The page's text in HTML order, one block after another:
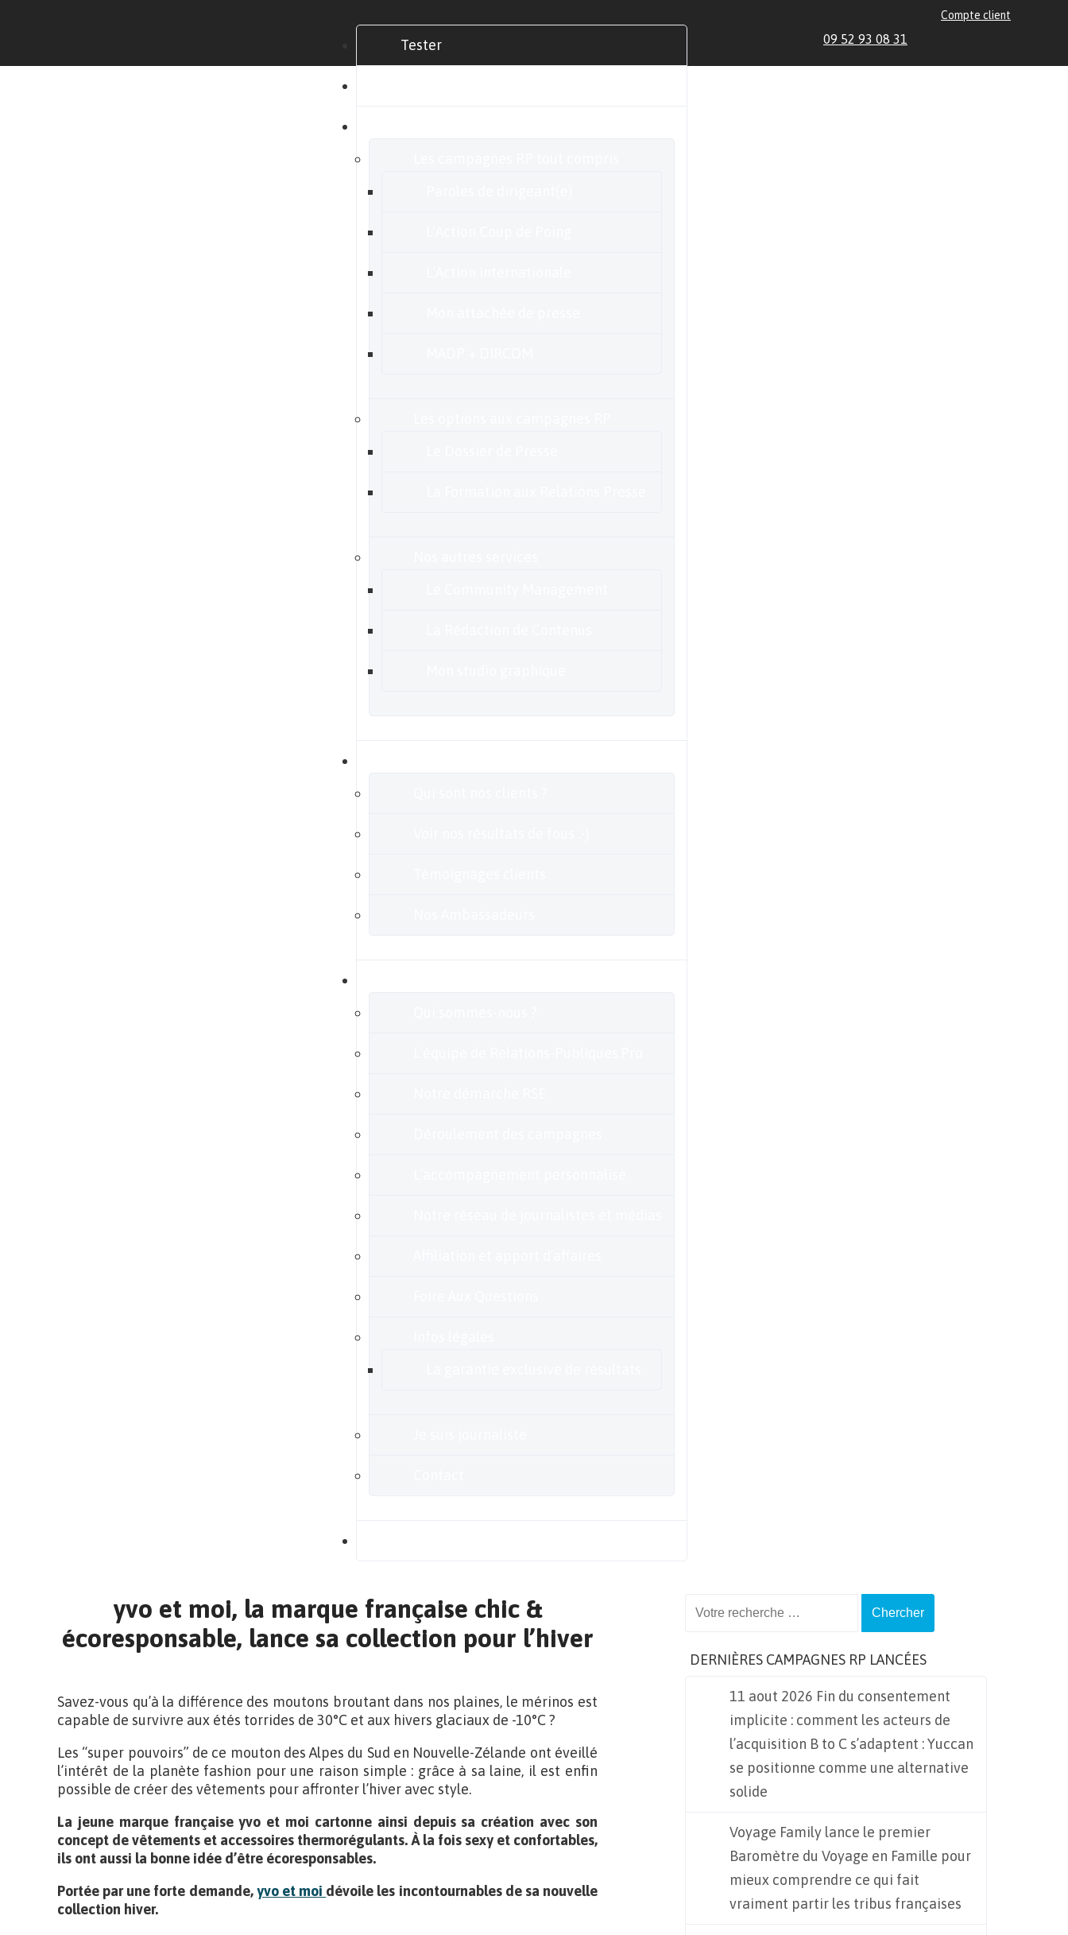
Tester
Compte client
09 52 93 08 31
yvo et moi, la marque française chic &
écoresponsable, lance sa collection pour l’hiver
Savez-vous qu’à la différence des moutons broutant dans nos plaines, le mérinos est
capable de survivre aux étés torrides de 30°C et aux hivers glaciaux de -10°C ?
Les “super pouvoirs” de ce mouton des Alpes du Sud en Nouvelle-Zélande ont éveillé
l’intérêt de la planète fashion pour une raison simple : grâce à sa laine, il est enfin
possible de créer des vêtements pour affronter l’hiver avec style.
La jeune marque française yvo et moi cartonne ainsi depuis sa création avec son
concept de vêtements et accessoires thermorégulants. À la fois sexy et confortables,
ils ont aussi la bonne idée d’être écoresponsables.
Portée par une forte demande,yvo et moi dévoile les incontournables de sa nouvelle
collection hiver.
DERNIÈRES CAMPAGNES RP LANCÉES
11 aout 2026 Fin du consentement
implicite : comment les acteurs de
l’acquisition B to C s’adaptent : Yuccan
se positionne comme une alternative
solide
Voyage Family lance le premier
Baromètre du Voyage en Famille pour
mieux comprendre ce qui fait
vraiment partir les tribus françaises